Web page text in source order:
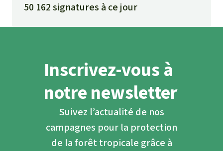
50 162 signatures à ce jour
Inscrivez-vous à
notre newsletter
Suivez l’actualité de nos
campagnes pour la protection
de la forêt tropicale grâce à